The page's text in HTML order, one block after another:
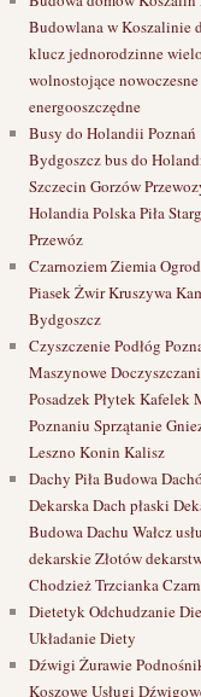
Budowlana w Koszalinie
klucz jednorodzinne
wolnostojące nowoczesne
energooszczędne
Busy do Holandii Poznań
Bydgoszcz bus do
Szczecin Gorzów
Holandia Polska Piła
Przewóz
Czarnoziem Ziemia
Piasek Żwir Kruszywa
Bydgoszcz
Czyszczenie Podłóg
Maszynowe
Posadzek Płytek Kafelek
Poznaniu Sprzątanie
Leszno Konin Kalisz
Dachy Piła Budowa
Dekarska Dach płaski
Budowa Dachu Wałcz
dekarskie Złotów
Chodzież Trzcianka
Dietetyk Odchudzanie
Układanie Diety
Dźwigi Żurawie
Koszowe Usługi